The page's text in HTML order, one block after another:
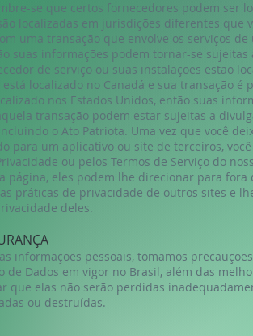
se que certos fornecedores podem ser
localizadas em jurisdições diferentes que
uma transação que envolve os serviços
suas informações podem tornar-se sujeitas
de serviço ou suas instalações estão
está localizado no Canadá e sua transação é
nos Estados Unidos, então suas
transação podem estar sujeitas a
o Ato Patriota. Uma vez que você
para um aplicativo ou site de terceiros,
ou pelos Termos de Serviço do
página, eles podem lhe direcionar para fora
práticas de privacidade de outros sites e
deles.
informações pessoais, tomamos
de Dados em vigor no Brasil, além das
que elas não serão perdidas
ou destruídas.